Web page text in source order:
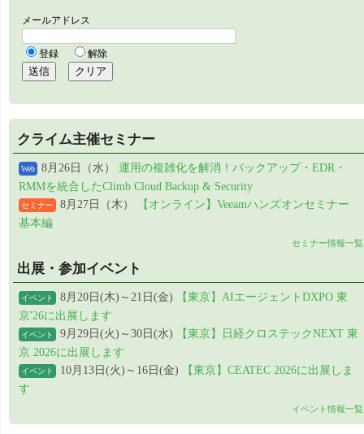
クライム主催セミナー
Web 8月26日（水） 運用の複雑化を解消！バックアップ・EDR・
RMMを統合したClimb Cloud Backup & Security
セミナー 8月27日（木）
【オンライン】Veeamハンズオンセミナー
基本編
セミナー情報一覧
出展・参加イベント
イベント 8月20日(木)～21日(金)
【東京】AIエージェントDXPO 東
京'26に出展します
イベント 9月29日(火)～30日(水)
【東京】日経クロステックNEXT 東
京 2026に出展します
イベント 10月13日(火)～16日(金)
【東京】CEATEC 2026に出展しま
す
イベント情報一覧